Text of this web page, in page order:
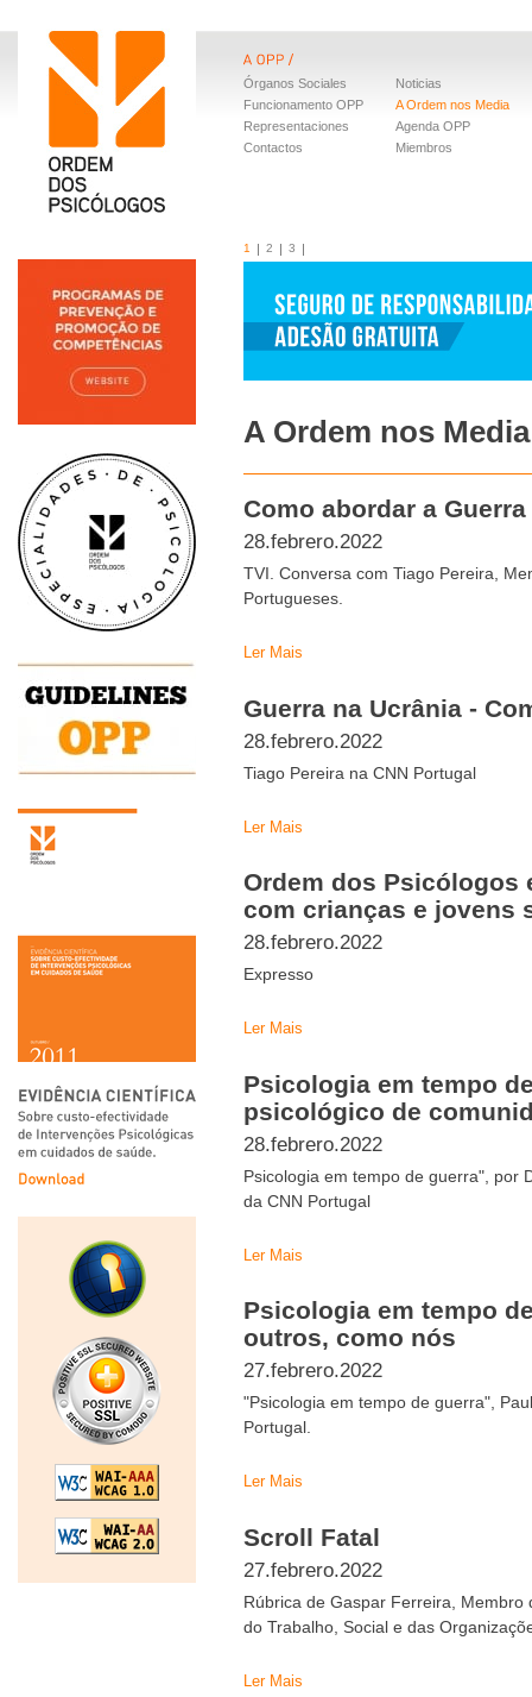
Órganos Sociales
Funcionamento OPP
Representaciones
Contactos
Noticias
A Ordem nos Media
Agenda OPP
Miembros
1 2 3
A Ordem nos Media
Como abordar a
28.febrero.2022
TVI. Conversa com Tiago Pereira,
Portugueses.
Ler Mais
Guerra na Ucrânia -
28.febrero.2022
Tiago Pereira na CNN Portugal
Ler Mais
Ordem dos Psicólogos
com crianças e jovens
28.febrero.2022
Expresso
Ler Mais
Psicologia em tempo
psicológico de
28.febrero.2022
Psicologia em tempo de guerra", por
da CNN Portugal
Ler Mais
Psicologia em tempo
outros, como nós
27.febrero.2022
"Psicologia em tempo de guerra",
Portugal.
Ler Mais
Scroll Fatal
27.febrero.2022
Rúbrica de Gaspar Ferreira, Membro
do Trabalho, Social e das
Ler Mais